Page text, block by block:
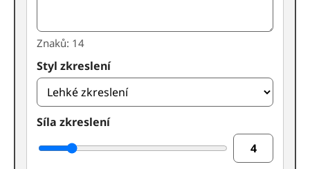
Znaků: 14
Styl zkreslení
Síla zkreslení
4